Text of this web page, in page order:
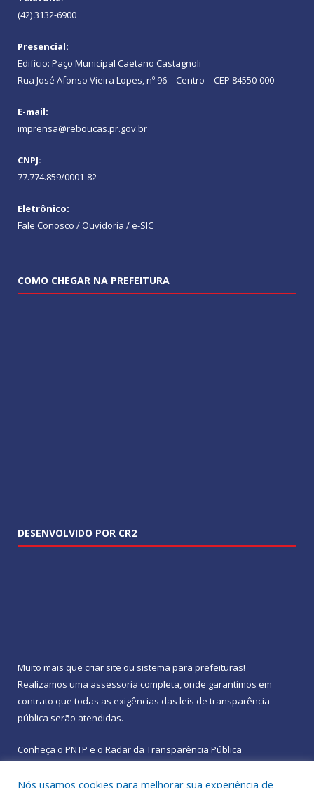
(42) 3132-6900
Presencial:
Edifício: Paço Municipal Caetano Castagnoli
Rua José Afonso Vieira Lopes, nº 96 – Centro – CEP 84550-000
E-mail:
imprensa@reboucas.pr.gov.br
CNPJ:
77.774.859/0001-82
Eletrônico:
Fale Conosco / Ouvidoria / e-SIC
COMO CHEGAR NA PREFEITURA
DESENVOLVIDO POR CR2
Muito mais que criar site ou sistema para prefeituras!
Realizamos uma assessoria completa, onde garantimos em
contrato que todas as exigências das leis de transparência
pública serão atendidas.
Conheça o PNTP e o Radar da Transparência Pública
Nós usamos cookies para melhorar sua experiência de